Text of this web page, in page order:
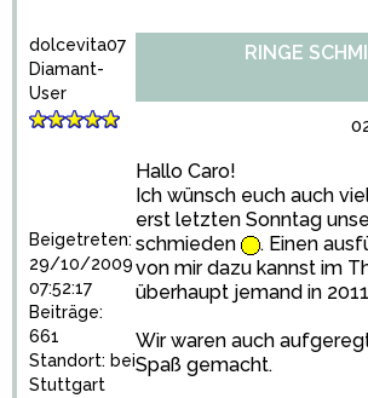
dolcevita07
Diamant-
User
Beigetreten:
29/10/2009
07:52:17
Beiträge:
661
Standort: bei
Stuttgart
RINGE
Hallo Caro!
Ich wünsch euch auch
erst letzten Sonntag
schmieden
. Einen
von mir dazu kannst im
überhaupt jemand in
Wir waren auch
Spaß gemacht.